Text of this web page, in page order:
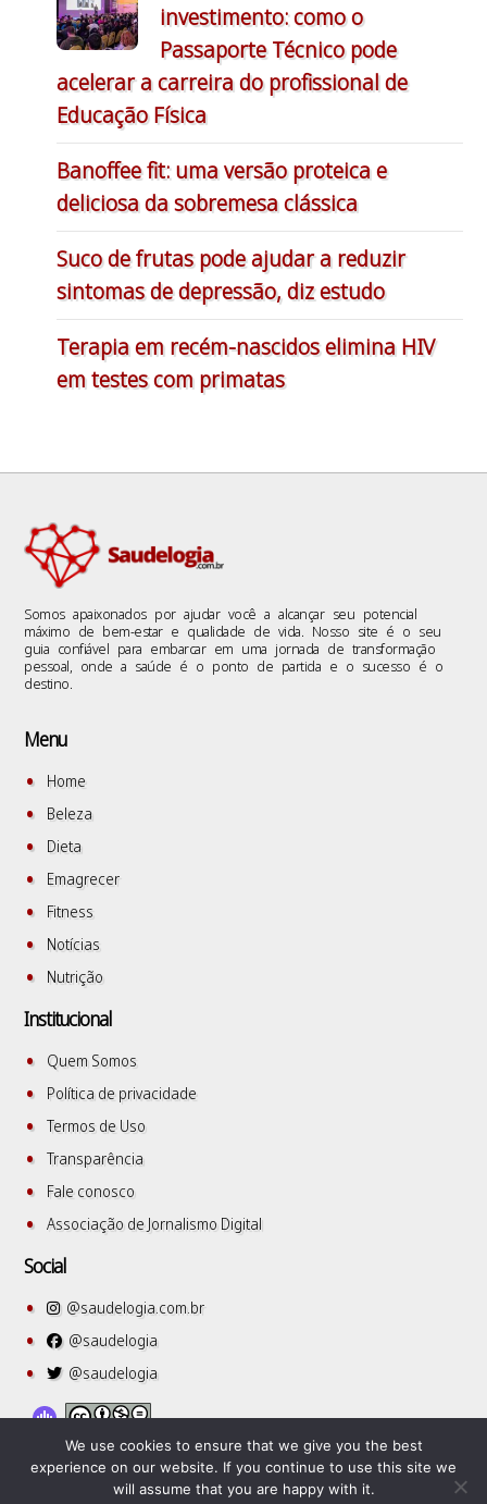
investimento: como o
Passaporte Técnico pode
acelerar a carreira do profissional de
Educação Física
Banoffee fit: uma versão proteica e
deliciosa da sobremesa clássica
Suco de frutas pode ajudar a reduzir
sintomas de depressão, diz estudo
Terapia em recém-nascidos elimina HIV
em testes com primatas
Somos apaixonados por ajudar você a alcançar seu potencial
máximo de bem-estar e qualidade de vida. Nosso site é o seu
guia confiável para embarcar em uma jornada de transformação
pessoal, onde a saúde é o ponto de partida e o sucesso é o
destino.
Menu
Home
Beleza
Dieta
Emagrecer
Fitness
Notícias
Nutrição
Institucional
Quem Somos
Política de privacidade
Termos de Uso
Transparência
Fale conosco
Associação de Jornalismo Digital
Social
@saudelogia.com.br
@saudelogia
@saudelogia
We use cookies to ensure that we give you the best
experience on our website. If you continue to use this site we
will assume that you are happy with it.